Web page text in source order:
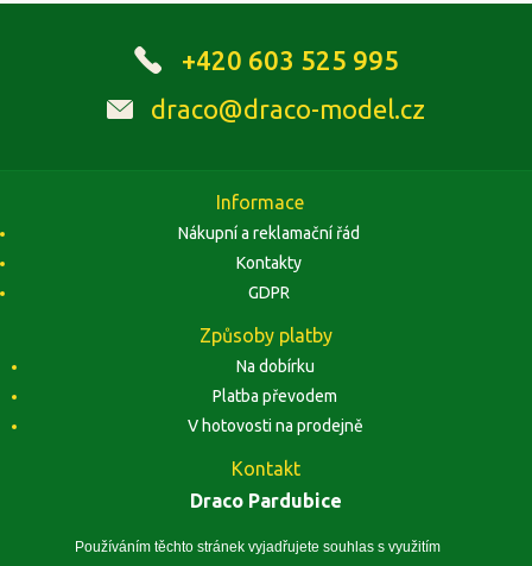
Používáním těchto stránek vyjadřujete souhlas s využitím
+420 603 525 995
draco@draco-model.cz
Informace
Nákupní a reklamační řád
Kontakty
GDPR
Způsoby platby
Na dobírku
Platba převodem
V hotovosti na prodejně
Kontakt
Draco Pardubice
Zobrazit na mapě